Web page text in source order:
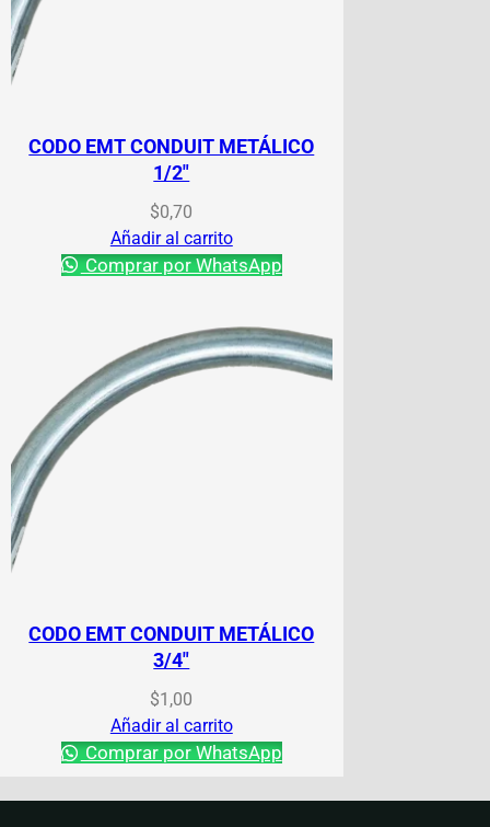
CODO EMT CONDUIT METÁLICO
1/2″
$0,70
Añadir al carrito
Comprar por WhatsApp
CODO EMT CONDUIT METÁLICO
3/4″
$1,00
Añadir al carrito
Comprar por WhatsApp